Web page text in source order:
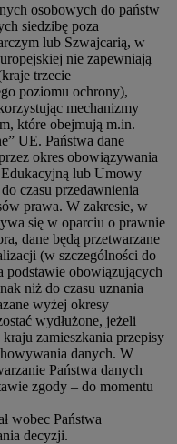
osobowych do państw
siedzibę poza
lub Szwajcarią, w
nie zapewniają
trzecie
poziomu ochrony),
mechanizmy
które obejmują m.in.
UE. Państwa dane
okres obowiązywania
lub Umowy
czasu przedawnienia
prawa. W zakresie, w
się w oparciu o prawnie
dane będą przetwarzane
(w szczególności do
podstawie obowiązujących
niż do czasu uznania
wyżej okresy
wydłużone, jeżeli
zamieszkania przepisy
danych. W
Państwa danych
zgody – do momentu
wobec Państwa
decyzji.